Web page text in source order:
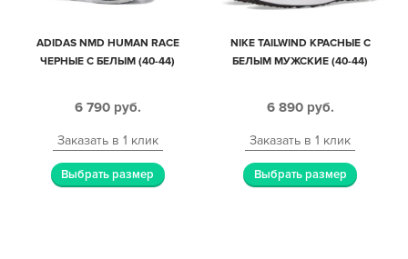
ADIDAS NMD HUMAN RACE
ЧЕРНЫЕ С БЕЛЫМ (40-44)
6 790 руб.
Заказать в 1 клик
Выбрать размер
NIKE TAILWIND КРАСНЫЕ С
БЕЛЫМ МУЖСКИЕ (40-44)
6 890 руб.
Заказать в 1 клик
Выбрать размер